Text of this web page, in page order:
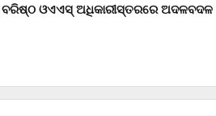
ବରିଷ୍ଠ ଓଏଏସ୍‌ ଅଧିକାରୀସ୍ତରରେ ଅଦଳବଦଳ